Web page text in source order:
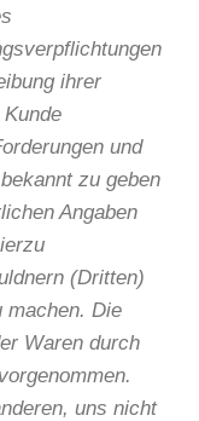
ihrer
und
zu geben
Angaben
(Dritten)
machen. Die
Waren durch
uns nicht